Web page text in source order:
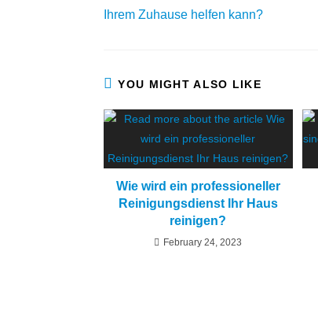
Ihrem Zuhause helfen kann?
YOU MIGHT ALSO LIKE
Wie wird ein professioneller
Reinigungsdienst Ihr Haus
reinigen?
February 24, 2023